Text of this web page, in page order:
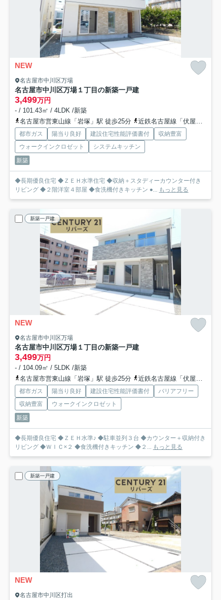
NEW
名古屋市中川区万場
名古屋市中川区万場１丁目の新築一戸建
3,499万円
- / 101.43㎡ / 4LDK /新築
名古屋市営東山線「岩塚」駅 徒歩25分
近鉄名古屋線「伏屋」駅 徒歩28分
都市ガス 陽当り良好 建設住宅性能評価書付
収納豊富
ウォークインクロゼット
システムキッチン
新築
◆長期優良住宅 ◆ＺＥＨ水準住宅 ◆収納＋スタディーカウンター付き
リビング ◆２階洋室４部屋 ◆食洗機付きキッチン ●... もっと見る
新築一戸建
NEW
名古屋市中川区万場
名古屋市中川区万場１丁目の新築一戸建
3,499万円
- / 104.09㎡ / 5LDK /新築
名古屋市営東山線「岩塚」駅 徒歩25分
近鉄名古屋線「伏屋」駅 徒歩28分
都市ガス 陽当り良好 建設住宅性能評価書付
バリアフリー
収納豊富
ウォークインクロゼット
新築
◆長期優良住宅 ◆ＺＥＨ水準♪ ◆駐車並列３台 ◆カウンター＋収納付き
リビング ◆ＷＩＣ×２ ◆食洗機付きキッチン ◆２... もっと見る
新築一戸建
NEW
名古屋市中川区打出